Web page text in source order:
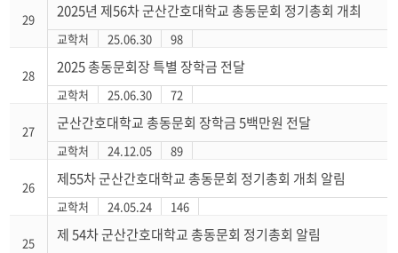
29 2025년 제56차 군산간호대학교 총동문회 정기총회 개최
교학처 25.06.30 98
28 2025 총동문회장 특별 장학금 전달
교학처 25.06.30 72
27 군산간호대학교 총동문회 장학금 5백만원 전달
교학처 24.12.05 89
26 제55차 군산간호대학교 총동문회 정기총회 개최 알림
교학처 24.05.24 146
25 제 54차 군산간호대학교 총동문회 정기총회 알림